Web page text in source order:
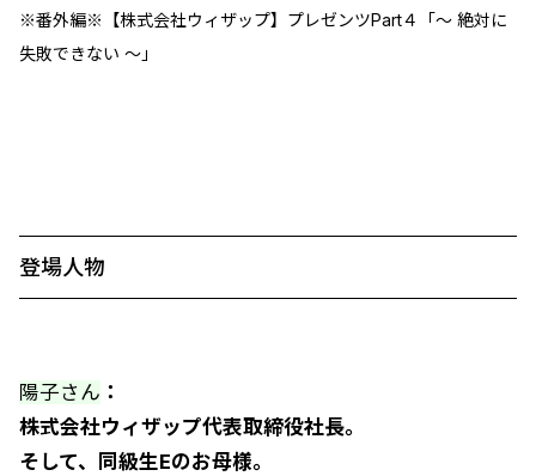
※番外編※【株式会社ウィザップ】プレゼンツPart４「～ 絶対に
失敗できない ～」
登場人物
陽子さん ：
株式会社ウィザップ代表取締役社長。
そして、同級生Eのお母様。